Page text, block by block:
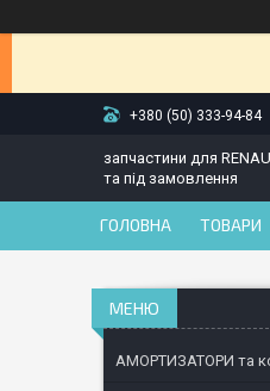
+380 (50) 333-94-84
запчастини для
та під замовлення
ГОЛОВНА ТОВАРИ
АМОРТИЗАТОРИ та